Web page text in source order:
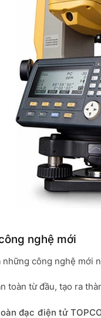
nghệ mới
những công nghệ
toàn từ đầu, tạo ra
đạc điện tử